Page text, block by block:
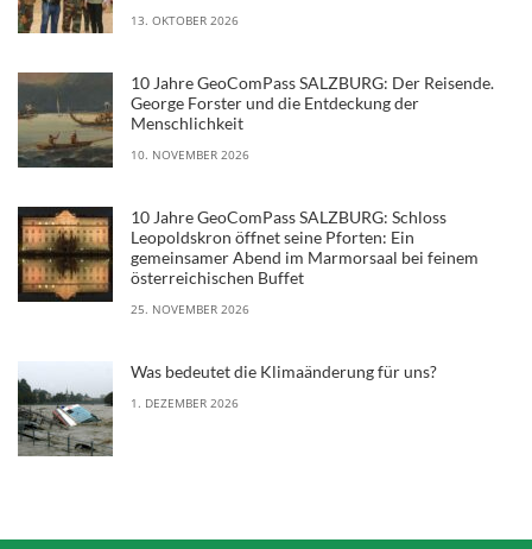
13. OKTOBER 2026
10 Jahre GeoComPass SALZBURG: Der Reisende.
George Forster und die Entdeckung der
Menschlichkeit
10. NOVEMBER 2026
10 Jahre GeoComPass SALZBURG: Schloss
Leopoldskron öffnet seine Pforten: Ein
gemeinsamer Abend im Marmorsaal bei feinem
österreichischen Buffet
25. NOVEMBER 2026
Was bedeutet die Klimaänderung für uns?
1. DEZEMBER 2026